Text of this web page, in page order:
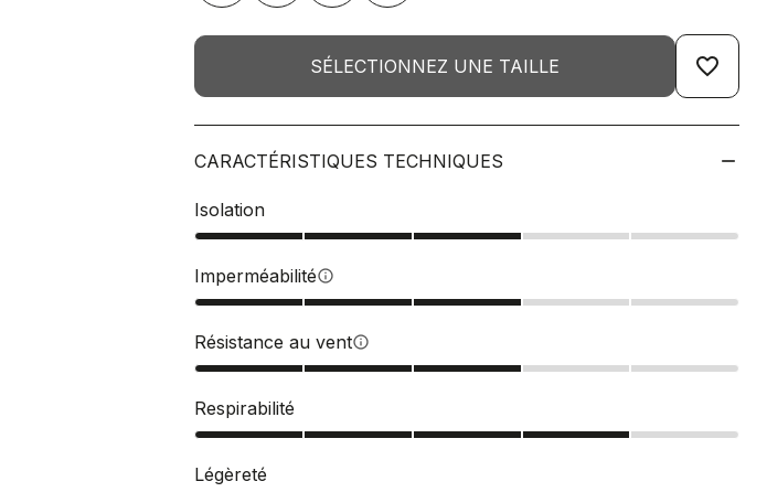
SÉLECTIONNEZ UNE TAILLE favorite_border
CARACTÉRISTIQUES TECHNIQUES
Isolation
Imperméabilitéinfo
Résistance au ventinfo
Respirabilité
Légèreté